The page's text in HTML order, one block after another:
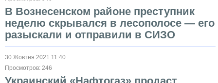
В Вознесенском районе преступник
неделю скрывался в лесополосе — его
разыскали и отправили в СИЗО
30 Жовтня 2021 11:40
Просмотров: 246